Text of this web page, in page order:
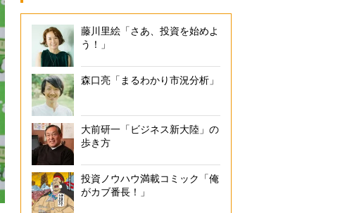
藤川里絵「さあ、投資を始めよ
う！」
森口亮「まるわかり市況分析」
大前研一「ビジネス新大陸」の
歩き方
投資ノウハウ満載コミック「俺
がカブ番長！」